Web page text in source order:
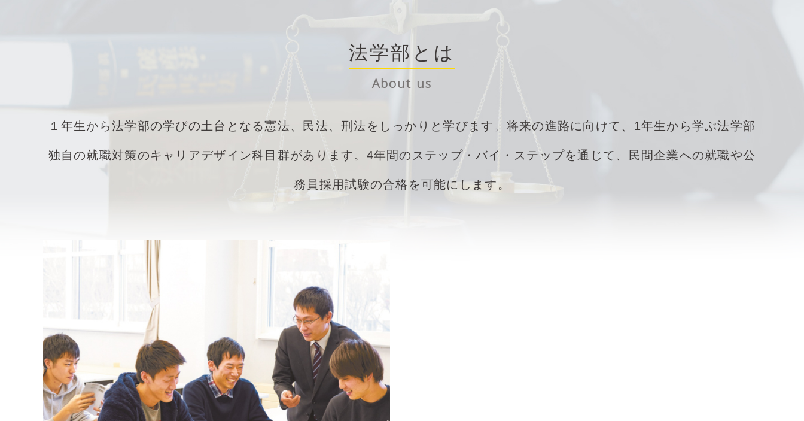
法学部とは
About us
１年生から法学部の学びの土台となる憲法、民法、刑法をしっかりと学びます。将来の進路に向けて、1年生から学ぶ法学部
独自の就職対策のキャリアデザイン科目群があります。4年間のステップ・バイ・ステップを通じて、民間企業への就職や公
務員採用試験の合格を可能にします。